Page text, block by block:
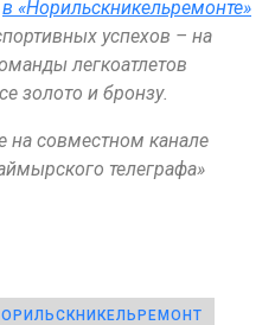
в «Норильскникельремонте»
успехов – на
легкоатлетов
золото и бронзу.
на совместном канале
телеграфа»